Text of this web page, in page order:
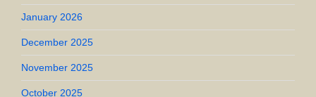
January 2026
December 2025
November 2025
October 2025